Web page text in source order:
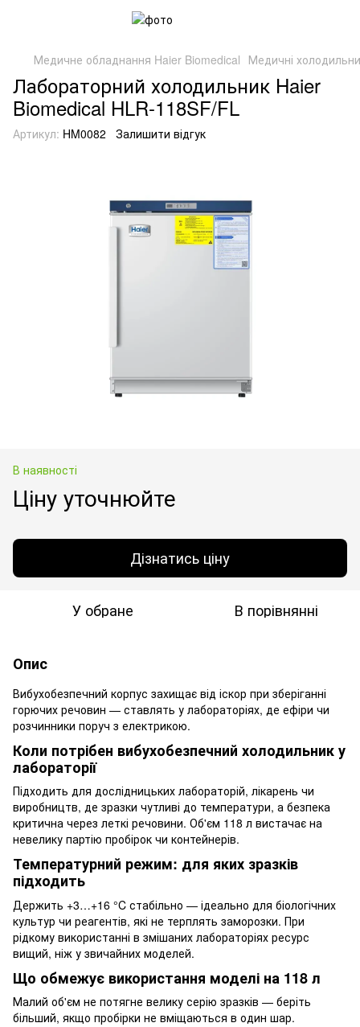
Медичне обладнання Haier Biomedical Медичні
Лабораторний холодильник Haier
Biomedical HLR-118SF/FL
Артикул: HM0082 Залишити відгук
В наявності
Ціну уточнюйте
Дізнатись ціну
У обране В порівнянні
Опис
Вибухобезпечний корпус захищає від іскор при зберіганні
горючих речовин — ставлять у лабораторіях, де ефіри чи
розчинники поруч з електрикою.
Коли потрібен вибухобезпечний холодильник у
лабораторії
Підходить для дослідницьких лабораторій, лікарень чи
виробництв, де зразки чутливі до температури, а безпека
критична через леткі речовини. Об'єм 118 л вистачає на
невелику партію пробірок чи контейнерів.
Температурний режим: для яких зразків
підходить
Держить +3…+16 °C стабільно — ідеально для біологічних
культур чи реагентів, які не терплять заморозки. При
рідкому використанні в змішаних лабораторіях ресурс
вищий, ніж у звичайних моделей.
Що обмежує використання моделі на 118 л
Малий об'єм не потягне велику серію зразків — беріть
більший, якщо пробірки не вміщаються в один шар.